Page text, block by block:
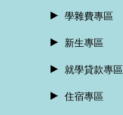
學雜費專區
新生專區
就學貸款專區
住宿專區